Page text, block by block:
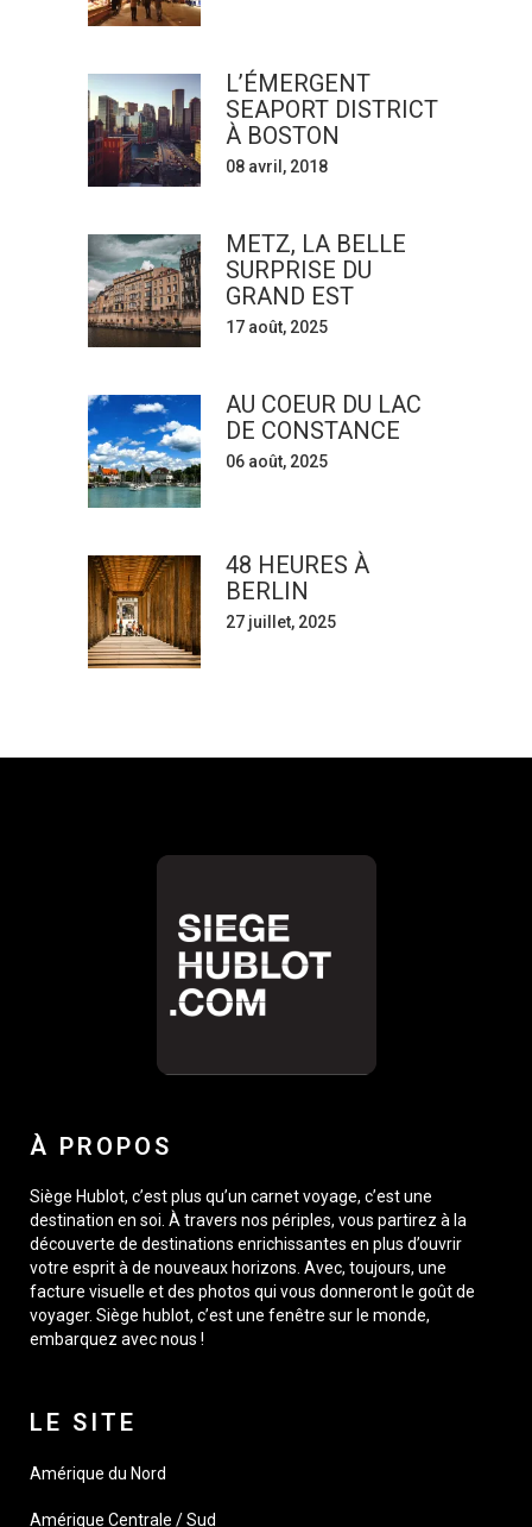
L’ÉMERGENT
SEAPORT DISTRICT
À BOSTON
08 avril, 2018
METZ, LA BELLE
SURPRISE DU
GRAND EST
17 août, 2025
AU COEUR DU LAC
DE CONSTANCE
06 août, 2025
48 HEURES À
BERLIN
27 juillet, 2025
À PROPOS
Siège Hublot, c’est plus qu’un carnet voyage, c’est une
destination en soi. À travers nos périples, vous partirez à la
découverte de destinations enrichissantes en plus d’ouvrir
votre esprit à de nouveaux horizons. Avec, toujours, une
facture visuelle et des photos qui vous donneront le goût de
voyager. Siège hublot, c’est une fenêtre sur le monde,
embarquez avec nous !
LE SITE
Amérique du Nord
Amérique Centrale / Sud